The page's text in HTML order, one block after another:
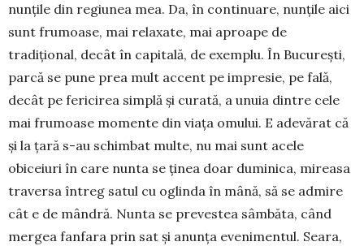
nunţile din regiunea mea. Da, în con­ti­nuare, nunţile aici
sunt frumoase, mai relaxate, mai aproa­pe de
tradiţional, decât în capitală, de exemplu. În Bucu­reşti,
parcă se pune prea mult accent pe impresie, pe fală,
decât pe fericirea simplă și curată, a unuia dintre cele
mai frumoase momente din viaţa omului. E adevărat că
şi la ţară s-au schimbat multe, nu mai sunt acele
obiceiuri în care nunta se ţinea doar duminica, mireasa
tra­versa întreg satul cu oglinda în mână, să se admire
cât e de mândră. Nunta se prevestea sâmbăta, când
mergea fanfara prin sat şi anunţa evenimentul. Seara,